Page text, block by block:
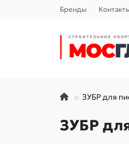
Бренды
ЗУБР для
ЗУБР